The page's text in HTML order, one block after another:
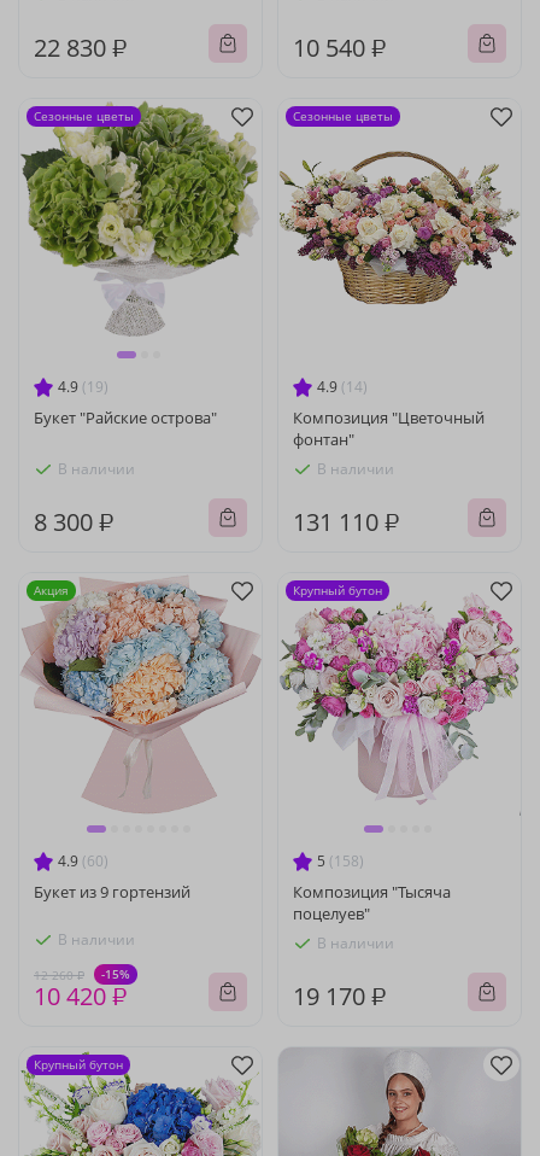
22 830 ₽ 10 540 ₽
4.9 (19)
Букет "Райские острова"
В наличии
8 300 ₽
Сезонные цветы
4.9 (14)
Композиция "Цветочный
фонтан"
В наличии
131 110 ₽
Сезонные цветы
4.9 (60)
Букет из 9 гортензий
В наличии
12 260 ₽ -15%
10 420 ₽
Акция
5 (158)
Композиция "Тысяча
поцелуев"
В наличии
19 170 ₽
Крупный бутон
Крупный бутон